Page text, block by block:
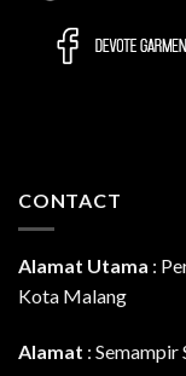
CONTACT
Alamat Utama :
Kota Malang
Alamat : Semampir